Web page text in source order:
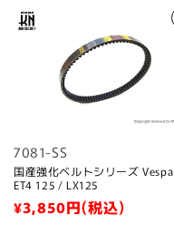
価
7081-SS
国産強化ベルトシリーズ Vespa
ET4 125 / LX125
通
¥3,850円(税込)